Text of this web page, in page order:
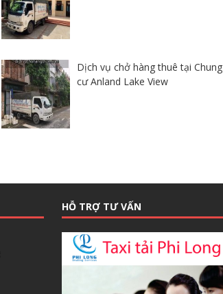
Dịch vụ chở hàng thuê tại Chung
cư Anland Lake View
HỖ TRỢ TƯ VẤN